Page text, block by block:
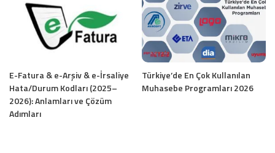
E-Fatura & e-Arşiv & e-İrsaliye
Hata/Durum Kodları (2025–
2026): Anlamları ve Çözüm
Adımları
Türkiye’de En Çok Kullanılan
Muhasebe Programları 2026